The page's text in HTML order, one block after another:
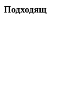
Подходящ